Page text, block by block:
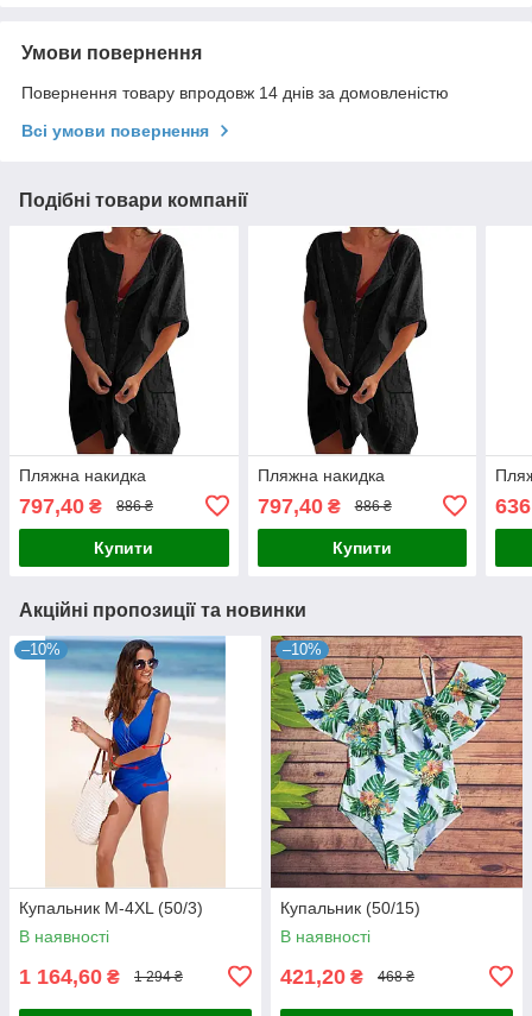
Умови повернення
Повернення товару впродовж 14 днів за домовленістю
Всі умови повернення
Подібні товари компанії
Пляжна накидка
797,40 ₴ 886 ₴
Купити
Пляжна накидка
797,40₴ 886 ₴
Купити
Акційні пропозиції та новинки
–10%
Купальник М-4XL (50/3)
В наявності
1 164,60 ₴ 1 294 ₴
–10%
Купальник (50/15)
В наявності
421,20 ₴ 468 ₴